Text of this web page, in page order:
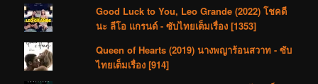
Good Luck to You, Leo Grande (2022) โชคดี
นะ ลีโอ แกรนด์ - ซับไทยเต็มเรื่อง [1353]
Queen of Hearts (2019) นางพญาร้อนสวาท - ซับ
ไทยเต็มเรื่อง [914]